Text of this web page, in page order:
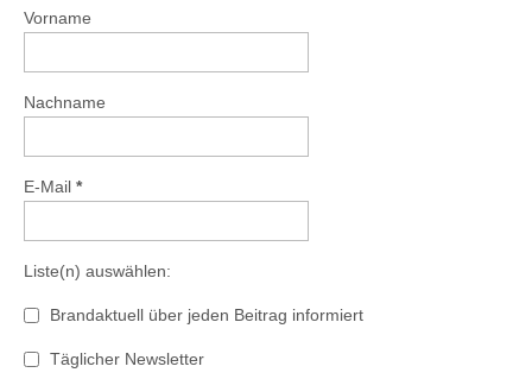
Vorname
Nachname
E-Mail *
Liste(n) auswählen:
Brandaktuell über jeden Beitrag informiert
Täglicher Newsletter